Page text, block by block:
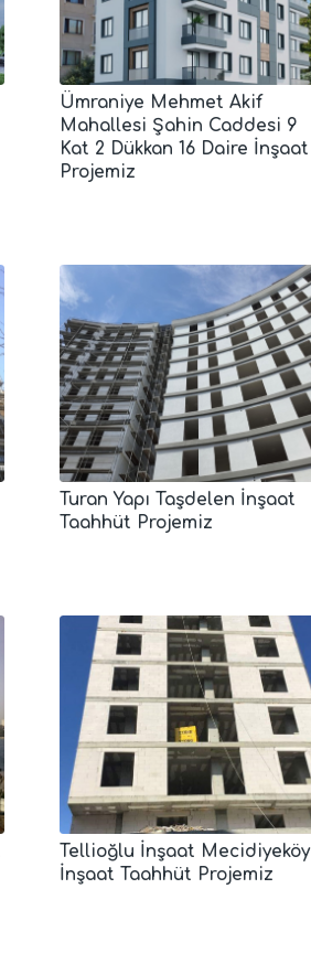
Ümraniye Mehmet Akif
Mahallesi Şahin Caddesi 9
Kat 2 Dükkan 16 Daire İnşaat
Projemiz
Turan Yapı Taşdelen İnşaat
Taahhüt Projemiz
Tellioğlu İnşaat Mecidiyeköy
İnşaat Taahhüt Projemiz